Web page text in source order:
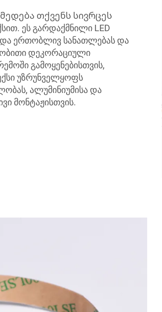
თქვენს სივრცეს
ეს გარდაქმნილი LED
და ერთობლივ სანათლებას და
დეკორაციული
გამოყენებისთვის,
უზრუნველყოფს
ალუმინიუმისა და
მონტაჟისთვის.